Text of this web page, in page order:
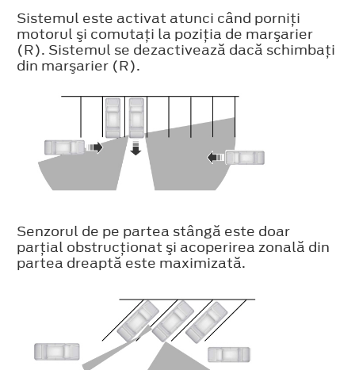
Sistemul este activat atunci când porniţi
motorul şi comutaţi la poziţia de marşarier
(R). Sistemul se dezactivează dacă schimbaţi
din marşarier (R).
Senzorul de pe partea stângă este doar
parţial obstrucţionat şi acoperirea zonală din
partea dreaptă este maximizată.